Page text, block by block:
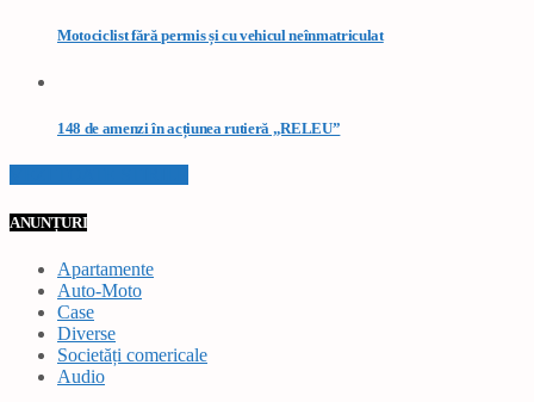
Motociclist fără permis și cu vehicul neînmatriculat
148 de amenzi în acțiunea rutieră „RELEU”
ANUNȚURI
Apartamente
Auto-Moto
Case
Diverse
Societăți comericale
Audio